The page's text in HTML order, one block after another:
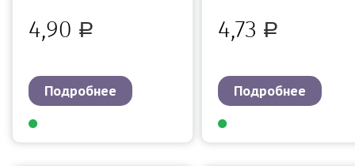
4,90 Р
Подробнее
4,73 Р
Подробнее